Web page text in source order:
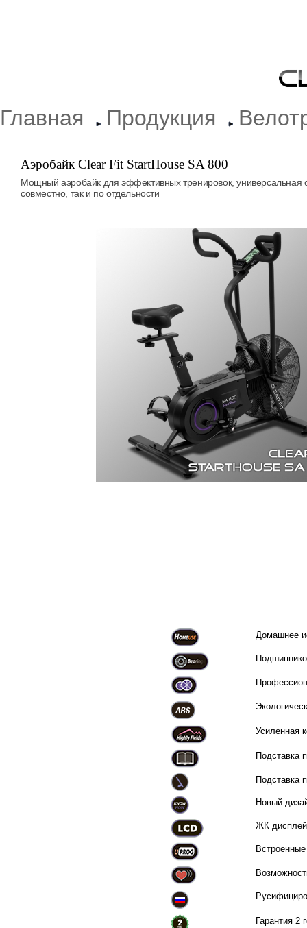
Главная Продукция
Аэробайк Clear Fit StartHouse SA 800
Мощный аэробайк для эффективных тренировок, универсальная
совместно, так и по отдельности
Домашнее
Усиленная
Подставка
Подставка
Новый
ЖК дисплей
Гарантия 2